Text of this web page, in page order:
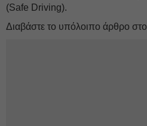
(Safe Driving).
Διαβάστε το υπόλοιπο άρθρο στο